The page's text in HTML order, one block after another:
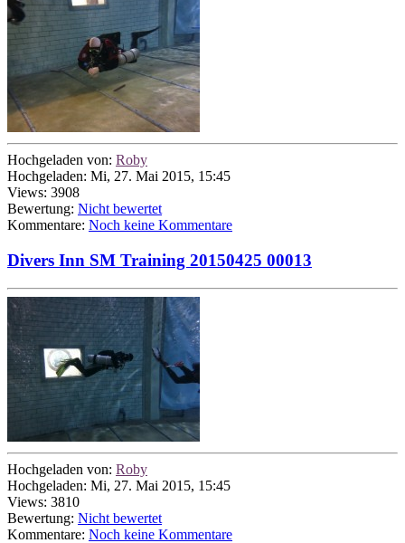
Hochgeladen von: Roby
Hochgeladen: Mi, 27. Mai 2015, 15:45
Views: 3908
Bewertung: Nicht bewertet
Kommentare: Noch keine Kommentare
Divers Inn SM Training 20150425 00013
Hochgeladen von: Roby
Hochgeladen: Mi, 27. Mai 2015, 15:45
Views: 3810
Bewertung: Nicht bewertet
Kommentare: Noch keine Kommentare